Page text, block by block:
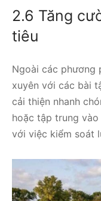
2.6 Tăng
tiêu
Ngoài các phương
xuyên với các bài
cải thiện nhanh
hoặc tập trung
với việc kiểm soát